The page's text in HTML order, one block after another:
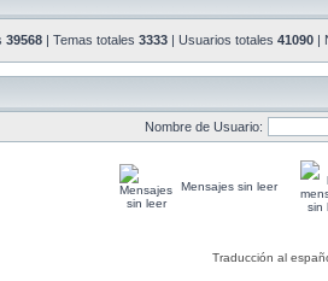
39568 | Temas totales 3333 | Usuarios totales 41090 |
Nombre de Usuario:
Mensajes sin leer
Traducción al